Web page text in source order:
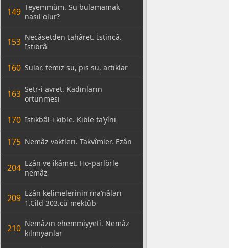
149 Teyemmüm. Su bulamamak
nasıl olur?
153 Necâsetden tahâret. İstincâ.
İstibrâ
160 Sular, temiz su, pis su, artıklar
163 Setr-i avret. Kadınların
örtünmesi
170 İstikbâl-i kıble. Kıble ta’yîni
175 Nemâz vaktleri. Takvîmler. Ezân
204 Ezân ve ikâmet. Ho-parlörle
nemâz
209 Ezân kelimelerinin ma’nâları
1.Cild 303.cü mektûb
210 Nemâzın ehemmiyyeti. Nemâz
kılmıyanlar